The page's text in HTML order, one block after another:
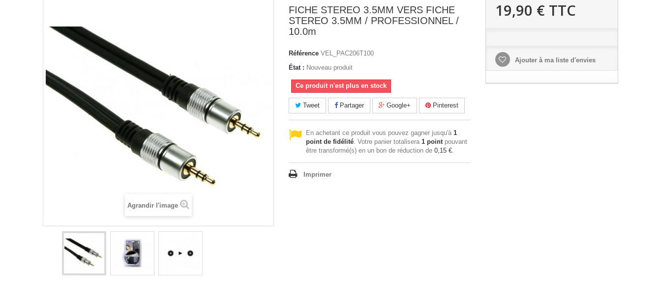
Agrandir l'image
FICHE STEREO 3.5MM VERS FICHE
STEREO 3.5MM / PROFESSIONNEL /
10.0m
Référence VEL_PAC206T100
État : Nouveau produit
Ce produit n'est plus en stock
Tweet Partager Google+ Pinterest
En achetant ce produit vous pouvez gagner jusqu'à 1
point de fidélité. Votre panier totalisera 1 pointpouvant
être transformé(s) en un bon de réduction de 0,15 €.
Imprimer
19,90 € TTC
Ajouter à ma liste d'envies